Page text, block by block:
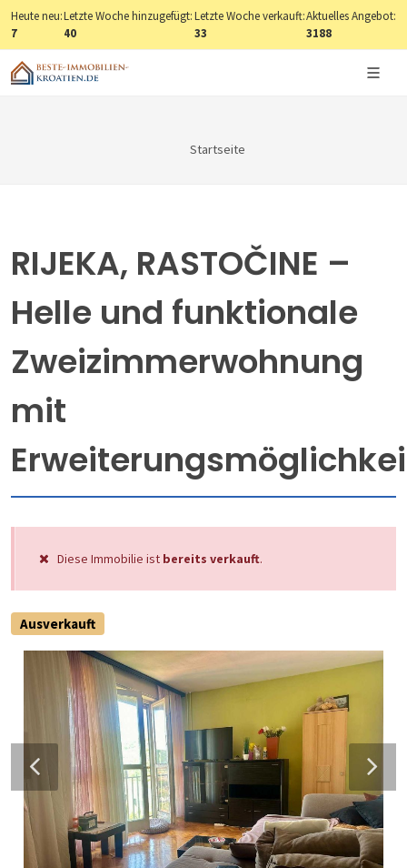
Heute neu:
7
Letzte Woche hinzugefügt:
40
Letzte Woche verkauft:
33
Aktuelles Angebot:
3188
Startseite
RIJEKA, RASTOČINE –
Helle und funktionale
Zweizimmerwohnung
mit
Diese Immobilie ist bereits verkauft.
Ausverkauft